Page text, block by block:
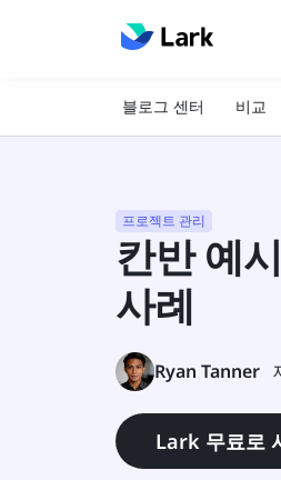
블로그 센터 비교
프로젝트 관리
칸반 예
사례
Ryan Tanner
Lark 무료로